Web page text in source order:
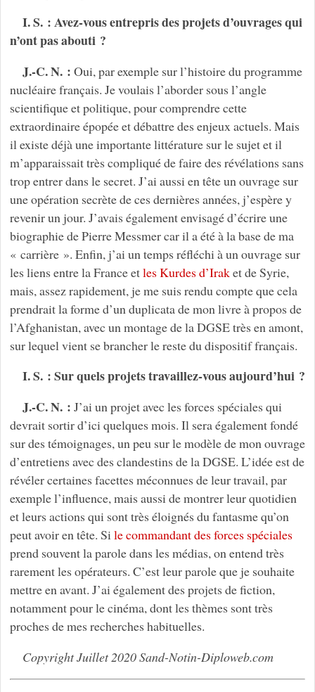
I. S. : Avez-vous entrepris des projets d’ouvrages qui
n’ont pas abouti ?
J.-C. N. : Oui, par exemple sur l’histoire du programme
nucléaire français. Je voulais l’aborder sous l’angle
scientifique et politique, pour comprendre cette
extraordinaire épopée et débattre des enjeux actuels. Mais
il existe déjà une importante littérature sur le sujet et il
m’apparaissait très compliqué de faire des révélations sans
trop entrer dans le secret. J’ai aussi en tête un ouvrage sur
une opération secrète de ces dernières années, j’espère y
revenir un jour. J’avais également envisagé d’écrire une
biographie de Pierre Messmer car il a été à la base de ma
« carrière ». Enfin, j’ai un temps réfléchi à un ouvrage sur
les liens entre la France etles Kurdes d’Iraket de Syrie,
mais, assez rapidement, je me suis rendu compte que cela
prendrait la forme d’un duplicata de mon livre à propos de
l’Afghanistan, avec un montage de la DGSE très en amont,
sur lequel vient se brancher le reste du dispositif français.
I. S. : Sur quels projets travaillez-vous aujourd’hui ?
J.-C. N. : J’ai un projet avec les forces spéciales qui
devrait sortir d’ici quelques mois. Il sera également fondé
sur des témoignages, un peu sur le modèle de mon ouvrage
d’entretiens avec des clandestins de la DGSE. L’idée est de
révéler certaines facettes méconnues de leur travail, par
exemple l’influence, mais aussi de montrer leur quotidien
et leurs actions qui sont très éloignés du fantasme qu’on
peut avoir en tête. Sile commandant des forces spéciales
prend souvent la parole dans les médias, on entend très
rarement les opérateurs. C’est leur parole que je souhaite
mettre en avant. J’ai également des projets de fiction,
notamment pour le cinéma, dont les thèmes sont très
proches de mes recherches habituelles.
Copyright Juillet 2020 Sand-Notin-Diploweb.com